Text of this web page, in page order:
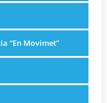
“En Movimet”